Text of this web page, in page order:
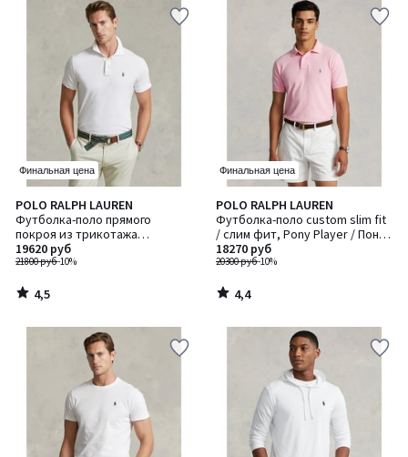
Финальная цена
POLO RALPH LAUREN
Футболка-поло прямого
покроя из трикотажа
интерлок
21800 руб-10%
19620 руб
4,5
/ 5
4,5
/
Финальная цена
POLO RALPH LAUREN
Футболка-поло custom slim fit
/ слим фит, Pony Player / Пони
Плейер с вышивкой
20300 руб-10%
18270 руб
4,4
/ 5
4,4
/